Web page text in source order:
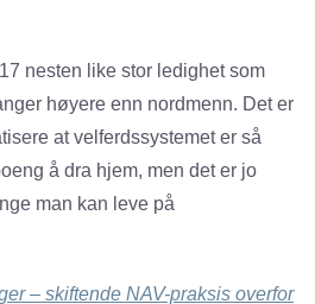
nesten like stor ledighet som
høyere enn nordmenn. Det er
at velferdssystemet er så
å dra hjem, men det er jo
man kan leve på
– skiftende NAV-praksis overfor